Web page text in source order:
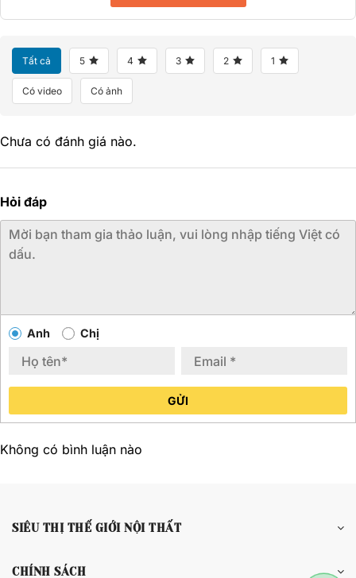
Tất cả 5 4 3 2 1
Có video Có ảnh
Chưa có đánh giá nào.
Hỏi đáp
Anh Chị
GỬI
Không có bình luận nào
SIÊU THỊ THẾ GIỚI NỘI THẤT
CHÍNH SÁCH